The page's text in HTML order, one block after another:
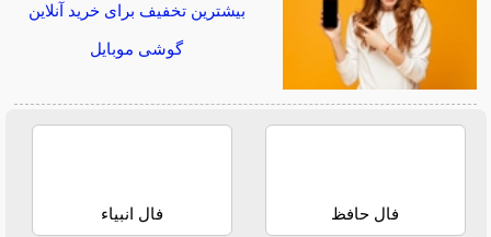
بیشترین تخفیف برای خرید آنلاین
گوشی موبایل
فال حافظ فال انبیاء